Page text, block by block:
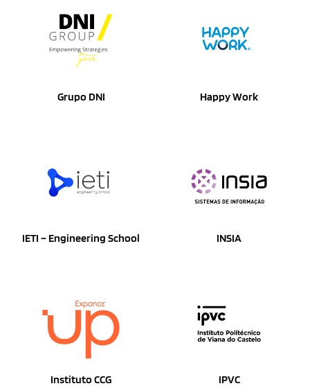
Grupo DNI Happy Work
IETI – Engineering School INSIA
Instituto CCG IPVC